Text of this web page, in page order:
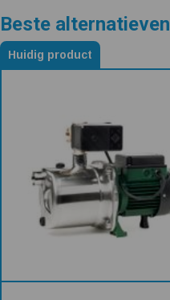
Beste alternatieven
Huidig product